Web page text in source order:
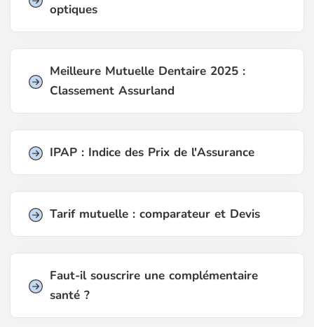
optiques
Meilleure Mutuelle Dentaire 2025 :
Classement Assurland
IPAP : Indice des Prix de l'Assurance
Tarif mutuelle : comparateur et Devis
Faut-il souscrire une complémentaire
santé ?